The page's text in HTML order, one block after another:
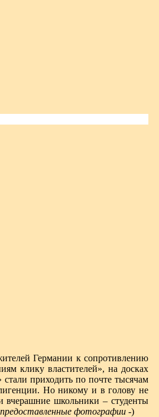
Германии к сопротивлению
клику властителей», на досках
приходить по почте тысячам
Но никому и в голову не
вчерашние школьники – студенты
фотографии -)